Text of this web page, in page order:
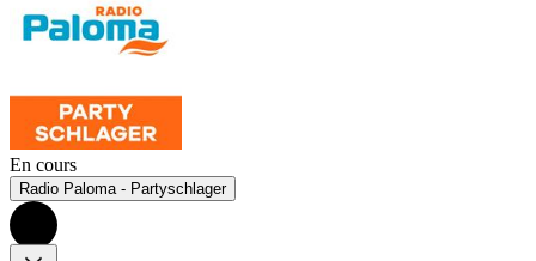
En cours
Radio Paloma - Partyschlager